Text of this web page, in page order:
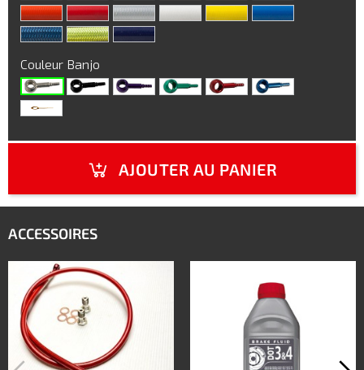
Couleur Banjo
AJOUTER AU PANIER
ACCESSOIRES